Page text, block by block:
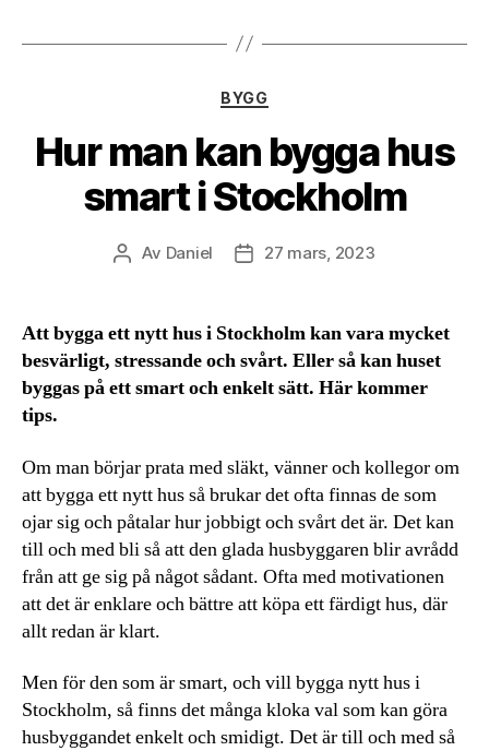
Kategorier
BYGG
Hur man kan bygga hus
smart i Stockholm
Inläggsförfattare
Av Daniel Inläggsdatum
27 mars, 2023
Att bygga ett nytt hus i Stockholm kan vara mycket
besvärligt, stressande och svårt. Eller så kan huset
byggas på ett smart och enkelt sätt. Här kommer
tips.
Om man börjar prata med släkt, vänner och kollegor om
att bygga ett nytt hus så brukar det ofta finnas de som
ojar sig och påtalar hur jobbigt och svårt det är. Det kan
till och med bli så att den glada husbyggaren blir avrådd
från att ge sig på något sådant. Ofta med motivationen
att det är enklare och bättre att köpa ett färdigt hus, där
allt redan är klart.
Men för den som är smart, och vill bygga nytt hus i
Stockholm, så finns det många kloka val som kan göra
husbyggandet enkelt och smidigt. Det är till och med så